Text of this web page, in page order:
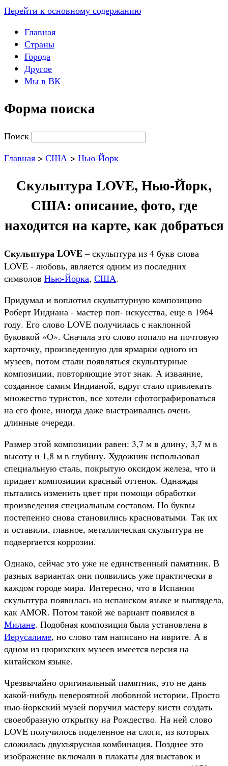
Перейти к основному содержанию
Главная
Страны
Города
Другое
Мы в ВК
Форма поиска
Поиск
Главная > США > Нью-Йорк
Скульптура LOVE, Нью-Йорк,
США: описание, фото, где
находится на карте, как добраться
Скульптура LOVE – скульптура из 4 букв слова
LOVE - любовь, является одним из последних
символов Нью-Йорка, США.
Придумал и воплотил скульптурную композицию
Роберт Индиана - мастер поп- искусства, еще в 1964
году. Его слово LOVE получилась с наклонной
буковкой «O». Сначала это слово попало на почтовую
карточку, произведенную для ярмарки одного из
музеев, потом стали появляться скульптурные
композиции, повторяющие этот знак. А изваяние,
созданное самим Индианой, вдруг стало привлекать
множество туристов, все хотели сфотографироваться
на его фоне, иногда даже выстраивались очень
длинные очереди.
Размер этой композиции равен: 3,7 м в длину, 3,7 м в
высоту и 1,8 м в глубину. Художник использовал
специальную сталь, покрытую оксидом железа, что и
придает композиции красный оттенок. Однажды
пытались изменить цвет при помощи обработки
произведения специальным составом. Но буквы
постепенно снова становились красноватыми. Так их
и оставили, главное, металлическая скульптура не
подвергается коррозии.
Однако, сейчас это уже не единственный памятник. В
разных вариантах они появились уже практически в
каждом городе мира. Интересно, что в Испании
скульптура появилась на испанском языке и выглядела,
как AMOR. Потом такой же вариант появился в
Милане. Подобная композиция была установлена в
Иерусалиме, но слово там написано на иврите. А в
одном из цюрихских музеев имеется версия на
китайском языке.
Чрезвычайно оригинальный памятник, это не дань
какой-нибудь невероятной любовной истории. Просто
нью-йоркский музей поручил мастеру кисти создать
своеобразную открытку на Рождество. На ней слово
LOVE получилось поделенное на слоги, из которых
сложилась двухъярусная комбинация. Позднее это
изображение включали в плакаты для выставок и